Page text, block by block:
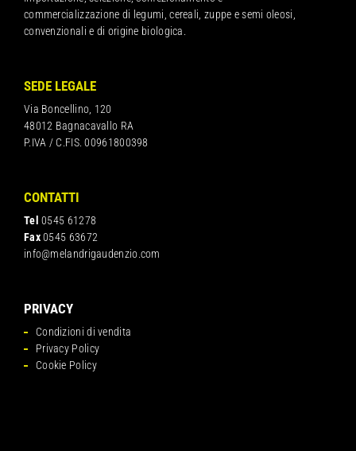
commercializzazione di legumi, cereali, zuppe e semi oleosi,
convenzionali e di origine biologica.
SEDE LEGALE
Via Boncellino, 120
48012 Bagnacavallo RA
P.IVA / C.FIS. 00961800398
CONTATTI
Tel 0545 61278
Fax0545 63672
info@melandrigaudenzio.com
PRIVACY
Condizioni di vendita
Privacy Policy
Cookie Policy